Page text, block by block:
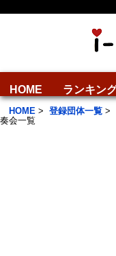
HOME ランキン
HOME > 登録団体一覧 >
奏会一覧